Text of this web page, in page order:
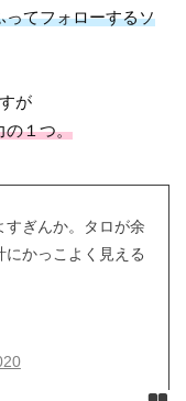
ってフォローするソ
が
の１つ。
すぎんか。タロが余
かっこよく見える